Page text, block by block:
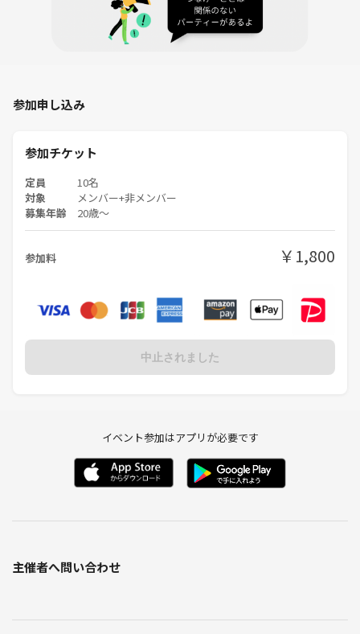
③地震、台風などの災害や悪天候時には
ので、極端に天候が悪い場合はご確認
をよろしくお願いいたします。
参加申し込み
参加チケット
定員 10名
対象 メンバー+非メンバー
募集年齢 20歳〜
参加料 ￥1,800
中止されました
イベント参加はアプリが必要です
主催者へ問い合わせ